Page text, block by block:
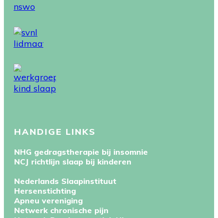
HANDIGE LINKS
NHG gedragstherapie bij insomnie
NCJ richtlijn slaap bij kinderen
Nederlands Slaapinstituut
Hersenstichting
Apneu vereniging
Netwerk chronische pijn